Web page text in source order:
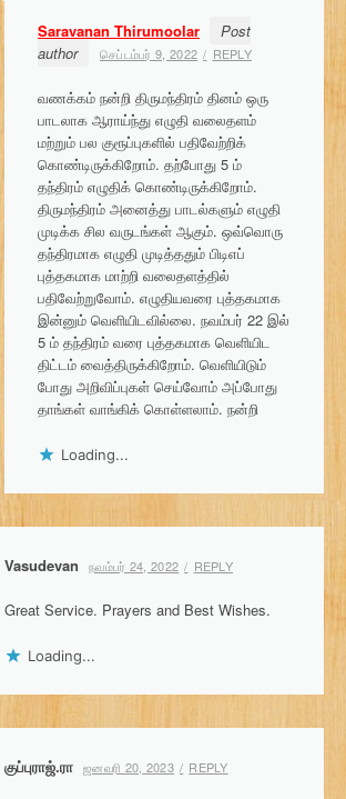
Saravanan Thirumoolar
Post
author
செப்டம்பர் 9, 2022 REPLY
வணக்கம் நன்றி திருமந்திரம் தினம் ஒரு
பாடலாக ஆராய்ந்து எழுதி வலைதளம்
மற்றும் பல குரூப்புகளில் பதிவேற்றிக்
கொண்டிருக்கிறோம். தற்போது 5 ம்
தந்திரம் எழுதிக் கொண்டிருக்கிறோம்.
திருமந்திரம் அனைத்து பாடல்களும் எழுதி
முடிக்க சில வருடங்கள் ஆகும். ஒவ்வொரு
தந்திரமாக எழுதி முடித்ததும் பிடிஎப்
புத்தகமாக மாற்றி வலைதளத்தில்
பதிவேற்றுவோம். எழுதியவரை புத்தகமாக
இன்னும் வெளியிடவில்லை. நவம்பர் 22 இல்
5 ம் தந்திரம் வரை புத்தகமாக வெளியிட
திட்டம் வைத்திருக்கிறோம். வெளியிடும்
போது அறிவிப்புகள் செய்வோம் அப்போது
தாங்கள் வாங்கிக் கொள்ளலாம். நன்றி
Loading...
Vasudevan நவம்பர் 24, 2022 REPLY
Great Service. Prayers and Best Wishes.
Loading...
குப்புராஜ்.ரா ஜனவரி 20, 2023 REPLY